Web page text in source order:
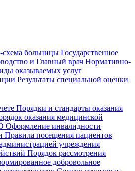
схема больницы Государственное
и Главный врач Нормативно-
оказываемых услуг
Результаты специальной оценки
Порядки и стандарты оказания
оказания медицинской
Оформление инвалидности
Правила посещения пациентов
учреждения
Порядок рассмотрения
добровольное